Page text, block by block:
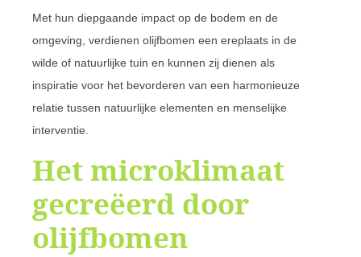
Met hun diepgaande impact op de bodem en de
omgeving, verdienen olijfbomen een ereplaats in de
wilde of natuurlijke tuin en kunnen zij dienen als
inspiratie voor het bevorderen van een harmonieuze
relatie tussen natuurlijke elementen en menselijke
interventie.
Het microklimaat
gecreëerd door
olijfbomen